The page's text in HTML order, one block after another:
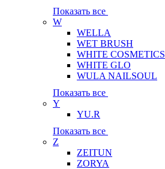
Показать все
W
WELLA
WET BRUSH
WHITE COSMETICS
WHITE GLO
WULA NAILSOUL
Показать все
Y
YU.R
Показать все
Z
ZEITUN
ZORYA